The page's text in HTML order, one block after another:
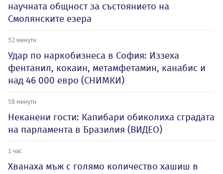
научната общност за състоянието на
Смолянските езера
52 минути
Удар по наркобизнеса в София: Иззеха
фентанил, кокаин, метамфетамин, канабис и
над 46 000 евро (СНИМКИ)
58 минути
Неканени гости: Капибари обиколиха сградата
на парламента в Бразилия (ВИДЕО)
1 час
Хванаха мъж с голямо количество хашиш в